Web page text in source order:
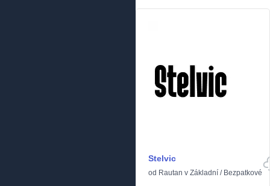
Stelvic
od Rautan v Základní / Bezpatkové